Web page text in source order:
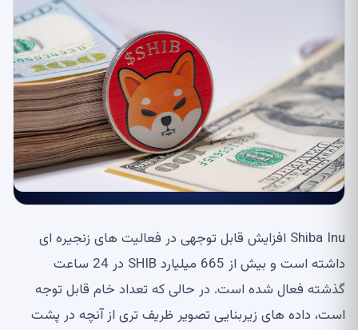
Shiba Inu افزایش قابل توجهی در فعالیت های زنجیره ای
داشته است و بیش از 665 میلیارد SHIB در 24 ساعت
گذشته فعال شده است. در حالی که تعداد خام قابل توجه
است، داده های زیربنایی تصویر ظریف تری از آنچه در پشت